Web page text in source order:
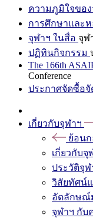
ความภูมิใจของ
การศึกษาและ
จุฬาฯ ในสื่อ จุฬ
ปฏิทินกิจกรรม
The 166th
Conference
ประกาศจัดซื้อจั
เกี่ยวกับจุฬาฯ
ย้อน
เกี่ยวกับจุ
ประวัติจุฬ
วิสัยทัศน์
อัตลักษณ์
จุฬาฯ กับ